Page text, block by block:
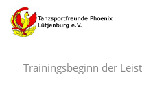
Trainingsbeginn der